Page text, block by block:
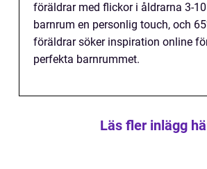
föräldrar med flickor i åldrarna 3-
barnrum en personlig touch, och
föräldrar söker inspiration online
perfekta barnrummet.
Läs fler inlägg